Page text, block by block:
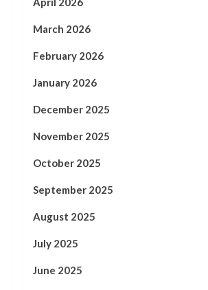
March 2026
February 2026
January 2026
December 2025
November 2025
October 2025
September 2025
August 2025
July 2025
June 2025